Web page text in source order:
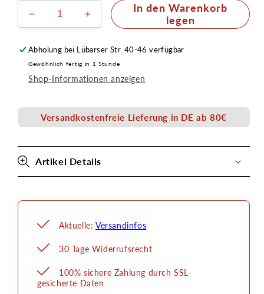
Verringere
die
Menge
für
Reduziernippel
1/8&quot;
x
3/8&quot;
AG
Erhöhe
die
Menge
für
Reduziernippel
1/8&quot;
x
3/8&quot;
AG
In den Warenkorb
legen
Abholung bei Lübarser Str. 40-46 verfügbar
Gewöhnlich fertig in 1 Stunde
Shop-Informationen anzeigen
Versandkostenfreie Lieferung in DE ab 80€
Artikel Details
Aktuelle: Versandinfos
30 Tage Widerrufsrecht
100% sichere Zahlung durch SSL-
gesicherte Daten